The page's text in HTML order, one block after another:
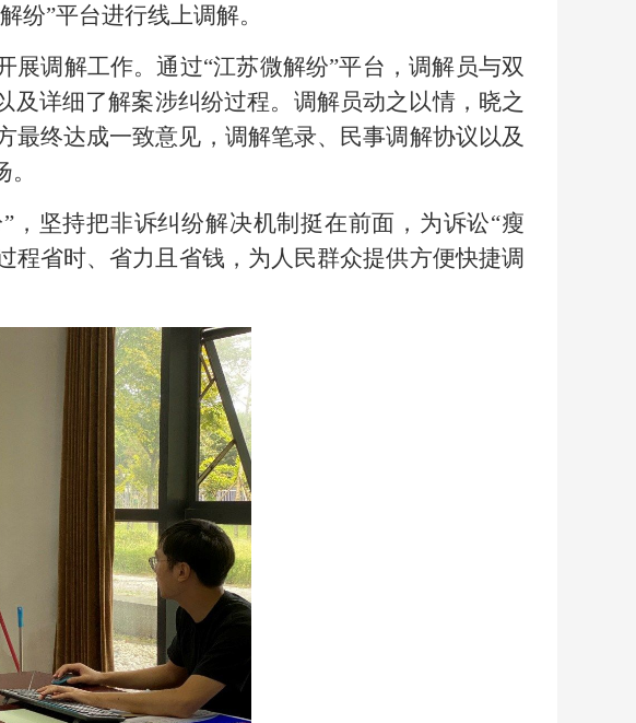
纷”平台进行线上调解。
展调解工作。通过“江苏微解纷”平台，调解员与双
详细了解案涉纠纷过程。调解员动之以情，晓之
终达成一致意见，调解笔录、民事调解协议以及
，坚持把非诉纠纷解决机制挺在前面，为诉讼“瘦
程省时、省力且省钱，为人民群众提供方便快捷调